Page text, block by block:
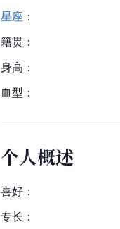
星座 ：
籍贯：
身高：
血型：
个人概述
喜好：
专长：